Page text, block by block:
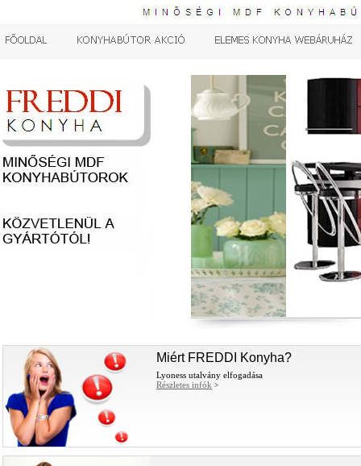
Miért FREDDI Konyha?
Lyoness utalvány elfogadása
Részletes infók >